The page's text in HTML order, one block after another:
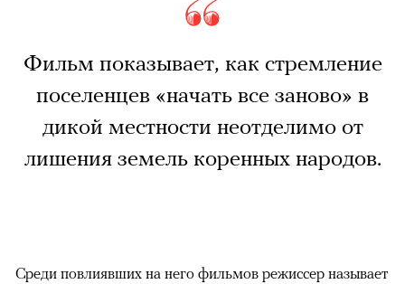
Фильм показывает, как стремление
поселенцев «начать все заново» в
дикой местности неотделимо от
лишения земель коренных народов.
Среди повлиявших на него фильмов режиссер называет